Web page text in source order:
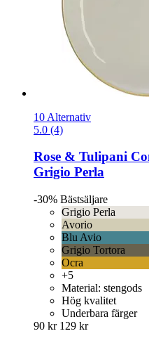
10 Alternativ
5.0 (4)
Rose & Tulipani
Grigio Perla
-30% Bästsäljare
Grigio Perla
Avorio
Blu Avio
Grigio Tortora
Ocra
+5
Material: stengods
Hög kvalitet
Underbara färger
90 kr 129 kr